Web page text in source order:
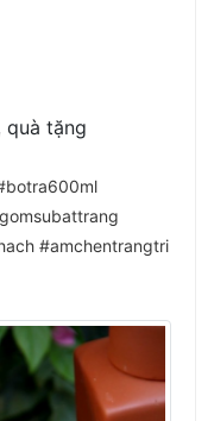
quà tặng
#amchentrangtri